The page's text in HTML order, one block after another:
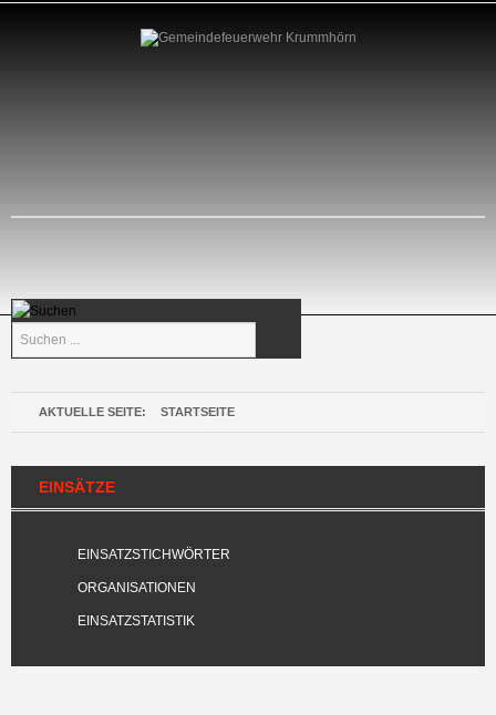
AKTUELLE SEITE: STARTSEITE
EINSÄTZE
EINSATZSTICHWÖRTER
ORGANISATIONEN
EINSATZSTATISTIK